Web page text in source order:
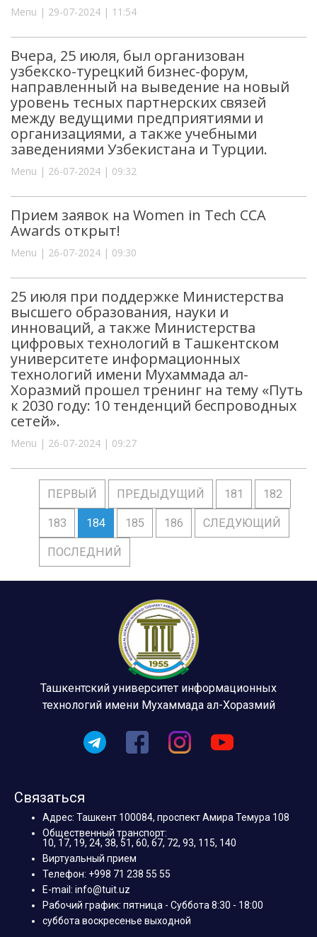
Menu | 29-07-2024 | 11:54
Вчера, 25 июля, был организован
узбекско-турецкий бизнес-форум,
направленный на выведение на новый
уровень тесных партнерских связей
между ведущими предприятиями и
организациями, а также учебными
заведениями Узбекистана и Турции.
Menu | 26-07-2024 | 09:32
Прием заявок на Women in Tech CCA
Awards открыт!
Menu | 26-07-2024 | 09:30
25 июля при поддержке Министерства
высшего образования, науки и
инноваций, а также Министерства
цифровых технологий в Ташкентском
университете информационных
технологий имени Мухаммада ал-
Хоразмий прошел тренинг на тему «Путь
к 2030 году: 10 тенденций беспроводных
сетей».
Menu | 26-07-2024 | 09:27
ПЕРВЫЙ ПРЕДЫДУЩИЙ 181 182
183 184 185 186 СЛЕДУЮЩИЙ
ПОСЛЕДНИЙ
Ташкентский университет информационных
технологий имени Мухаммада ал-Хоразмий
Связаться
Адрес: Ташкент 100084, проспект Амира Темура 108
Общественный транспорт:
10, 17, 19, 24, 38, 51, 60, 67, 72, 93, 115, 140
Виртуальный прием
Телефон: +998 71 238 55 55
E-mail: info@tuit.uz
Рабочий график: пятница - Суббота 8:30 - 18:00
суббота воскресенье выходной